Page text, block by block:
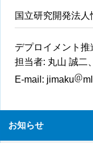
国立研究開発法
デプロイメント
担当者: 丸山 誠二
E-mail: jimaku
お知らせ